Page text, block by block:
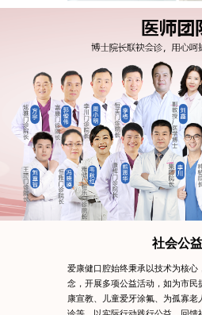
社会公益
爱康健口腔始终秉承以技术为核心
念，开展多项公益活动，如为市民
康宣教、儿童爱牙涂氟、为孤寡老
诊等，以实际行动践行公益，回馈